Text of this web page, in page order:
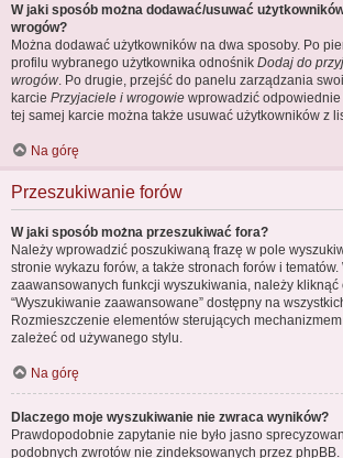
W jaki sposób można dodawać/usuwać
wrogów?
Można dodawać użytkowników na dwa sposoby. Po
profilu wybranego użytkownika odnośnik Dodaj do
wrogów . Po drugie, przejść do panelu zarządzania
karcie Przyjaciele i wrogowie wprowadzić
tej samej karcie można także usuwać użytkowników z
Na górę
Przeszukiwanie forów
W jaki sposób można przeszukiwać fora?
Należy wprowadzić poszukiwaną frazę w pole
stronie wykazu forów, a także stronach forów i
zaawansowanych funkcji wyszukiwania, należy kliknąć
“Wyszukiwanie zaawansowane” dostępny na
Rozmieszczenie elementów sterujących
zależeć od używanego stylu.
Na górę
Dlaczego moje wyszukiwanie nie zwraca wyników?
Prawdopodobnie zapytanie nie było jasno
podobnych zwrotów nie zindeksowanych przez phpBB.